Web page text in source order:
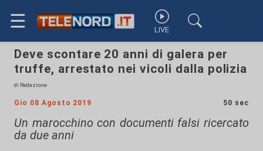
☰ LIVE
Deve scontare 20 anni di galera per
truffe, arrestato nei vicoli dalla polizia
di Redazione
Gio 08 Agosto 2019 50 sec
Un marocchino con documenti falsi ricercato
da due anni